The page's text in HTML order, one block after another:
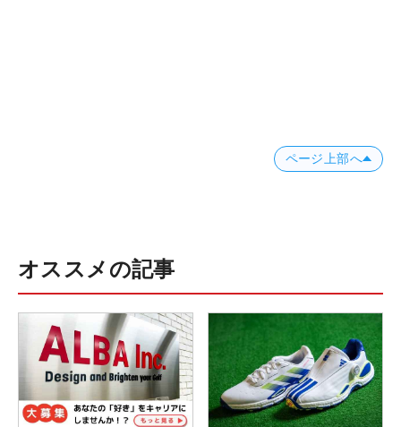
ページ上部へ
オススメの記事